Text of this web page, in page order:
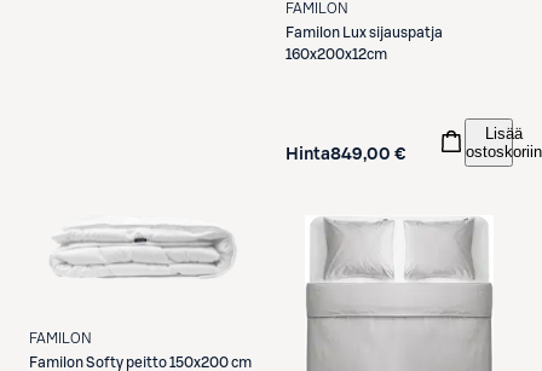
FAMILON
Familon
Lux sijauspatja
160x200x12cm
Hinta849,00 €
Lisää
ostoskoriin
FAMILON
FamilonSofty peitto 150x200 cm